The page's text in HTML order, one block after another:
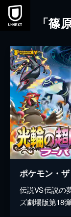
本文へスキップ
「篠
伝説VS伝説の
ズ劇場版第18弾